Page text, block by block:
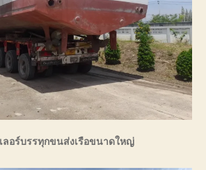
ลอร์บรรทุกขนส่งเรือขนาดใหญ่